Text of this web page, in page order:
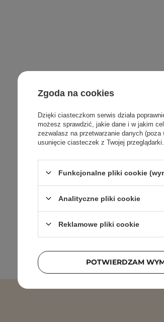
Zgoda na cookies
Dzięki ciasteczkom serwis działa
możesz sprawdzić, jakie dane i w jakim
zezwalasz na przetwarzanie danych
usunięcie ciasteczek z Twojej
Funkcjonalne pliki cookie
Analityczne pliki cookie
Reklamowe pliki cookie
POTWIERDZAM